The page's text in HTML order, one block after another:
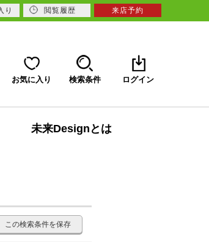
お気に入り 検索条件 ログイン
未来Designとは
この検索条件を保存
り 閲覧履歴 来店予約